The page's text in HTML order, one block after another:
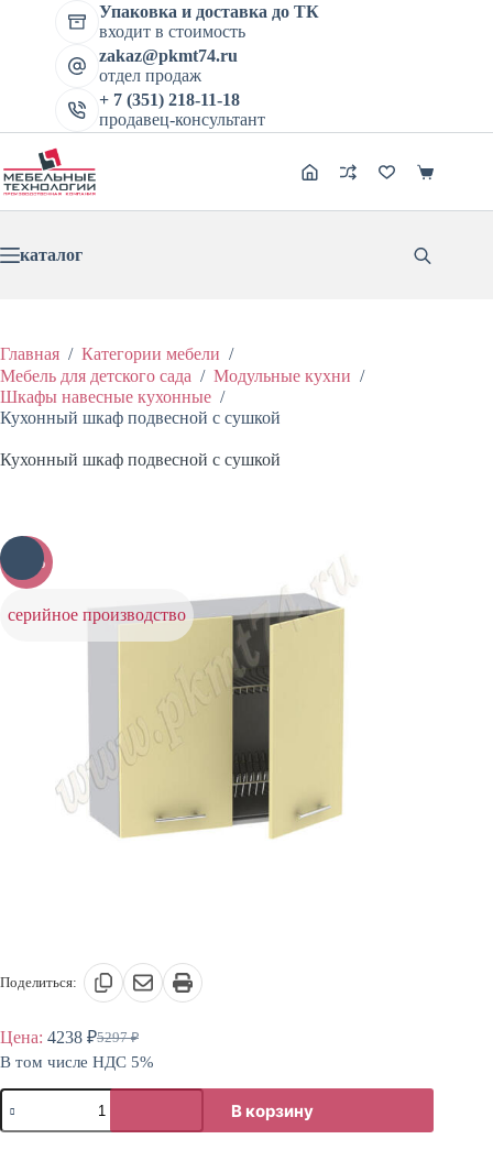
Упаковка и доставка до ТК
входит в стоимость
zakaz@pkmt74.ru
отдел продаж
+ 7 (351) 218-11-18
продавец-консультант
Корзина
каталог
Главная / Категории мебели /
Мебель для детского сада / Модульные кухни /
Шкафы навесные кухонные /
Кухонный шкаф подвесной с сушкой
Кухонный шкаф подвесной с сушкой
-20%
серийное производство
Поделиться:
Цена: 5297₽
Первоначальная
цена
составляла
5297 ₽.
4238 ₽Текущая
цена:
4238 ₽.
В том числе НДС 5%
Количество
товара
Кухонный
В корзину